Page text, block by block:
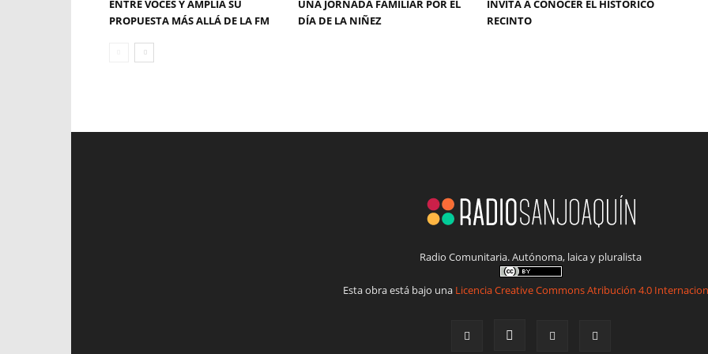
ENTRE VOCES Y AMPLÍA SU
PROPUESTA MÁS ALLÁ DE LA FM
UNA JORNADA FAMILIAR POR EL
DÍA DE LA NIÑEZ
INVITA A CONOCER EL HISTÓRICO
RECINTO
Radio Comunitaria. Autónoma, laica y pluralista
Esta obra está bajo una Licencia Creative Commons Atribución 4.0